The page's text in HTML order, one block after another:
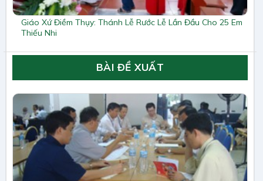
Giáo Xứ Điềm Thụy: Thánh Lễ Rước Lễ Lần Đầu Cho 25 Em
Thiếu Nhi
BÀI ĐỀ XUẤT